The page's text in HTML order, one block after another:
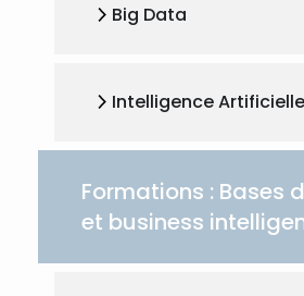
Big Data
Intelligence
Formations : Bases
et business